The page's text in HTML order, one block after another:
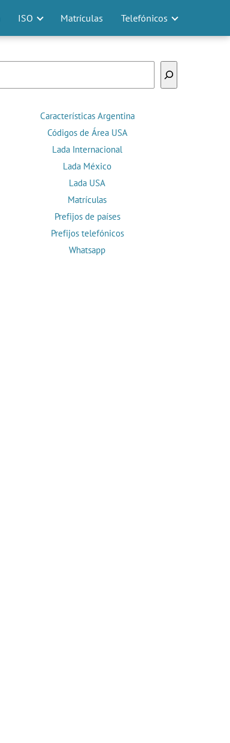
ISO Matrículas Telefónicos
Características Argentina
Códigos de Área USA
Lada Internacional
Lada México
Lada USA
Matrículas
Prefijos de países
Prefijos telefónicos
Whatsapp